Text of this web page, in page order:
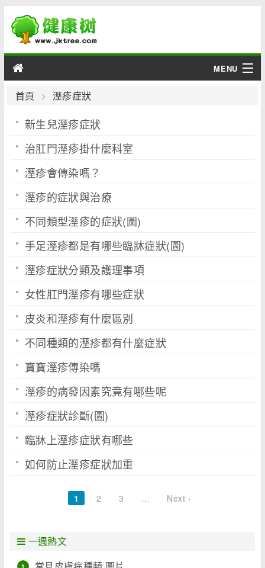
MENU
男性
女性
育兒
老人
疾病
首頁 溼疹症狀
新生兒溼疹症狀
治肛門溼疹掛什麼科室
溼疹會傳染嗎？
溼疹的症狀與治療
不同類型溼疹的症狀(圖)
手足溼疹都是有哪些臨牀症狀(圖)
溼疹症狀分類及護理事項
女性肛門溼疹有哪些症狀
皮炎和溼疹有什麼區別
不同種類的溼疹都有什麼症狀
寶寶溼疹傳染嗎
溼疹的病發因素究竟有哪些呢
溼疹症狀診斷(圖)
臨牀上溼疹症狀有哪些
如何防止溼疹症狀加重
1 2 3 … Next ›
一週熱文
1